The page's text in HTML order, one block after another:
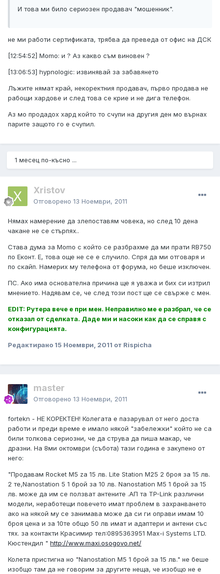
И това ми било сериозен продавач "мошенник".
не ми работи сертификата, трябва да преведа от офис на ДСК
[12:54:52] Momo: и ? Аз какво съм виновен ?
[13:06:53] hypnologic: извинявай за забавянето
Лъжите нямат край, некоректния продавач, първо продава не
рабощи хардове и след това се крие и не дига телефон.
Аз мо продадох хард който то счупи на другия ден мо върнах
парите защото го е счупил.
1 месец по-късно ...
Xristov
Отговорено 13 Ноември, 2011
Нямах намерение да злепоставям човека, но след 10 дена
чакане не се стърпях..
Става дума за Momo с който се разбрахме да ми прати RB750
по Еконт. Е, това още не се е случило. Спря да ми отговаря и
по скайп. Намерих му телефона от форума, но беше изключен.
ПС. Ако има основателна причина ще я уважа и бих си изтрил
мнението. Надявам се, че след този пост ще се свърже с мен.
EDIT: Рутера вече е при мен. Неправилно ме е разбрал, че се
отказал от сделката. Даде ми и насоки как да се справя с
конфигурацията.
Редактирано 15 Ноември, 2011 от Rispicha
master
Отговорено 13 Ноември, 2011
fortekn - НЕ КОРЕКТЕН! Колегата е пазарувал от него доста
работи и преди време е имало някой "забележки" който не са
били толкова сериозни, че да струва да пиша макар, че
дразни. На 8ми октомври (събота) тази година е закупено от
него:
"Продавам Rocket M5 za 15 лв. Lite Station M25 2 броя за 15 лв.
2 те,Nanostation 5 1 брой за 10 лв. Nanostation M5 1 брой за 15
лв. може да им се ползват антените .АП та TP-Link различни
модели, неработещи повечето имат проблем в захранването
ако на някой му се занимава може да си ги оправи имам 10
броя цена и за 10те общо 50 лв имат и адаптери и антени със
тях. за контакти Красимир тел:0895363951 Max-i Systems LTD.
Кюстендил " http://www.maxi.osogovo.net/
Колета пристигна но "Nanostation M5 1 брой за 15 лв." не беше
изобщо там да не говорим за другите неща, че изобщо не е